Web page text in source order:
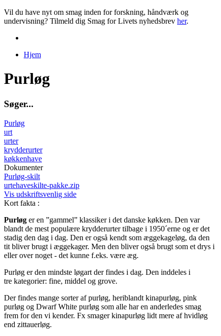
Vil du have nyt om smag inden for forskning, håndværk og
undervisning? Tilmeld dig Smag for Livets nyhedsbrev her.
Hjem
Purløg
Søger...
Purløg
urt
urter
krydderurter
køkkenhave
Dokumenter
Purløg-skilt
urtehaveskilte-pakke.zip
Vis udskriftsvenlig side
Kort fakta :
Purløg er en ”gammel” klassiker i det danske køkken. Den var
blandt de mest populære krydderurter tilbage i 1950´erne og er det
stadig den dag i dag. Den er også kendt som æggekageløg, da den
tit bliver brugt i æggekager. Men den bliver også brugt som et drys i
eller over noget - det kunne f.eks. være æg.
Purløg er den mindste løgart der findes i dag. Den inddeles i
tre kategorier: fine, middel og grove.
Der findes mange sorter af purløg, heriblandt kinapurløg, pink
purløg og Dwarf White purløg som alle har en anderledes smag
frem for den vi kender. Fx smager kinapurløg lidt mere af hvidløg
end zittauerløg.